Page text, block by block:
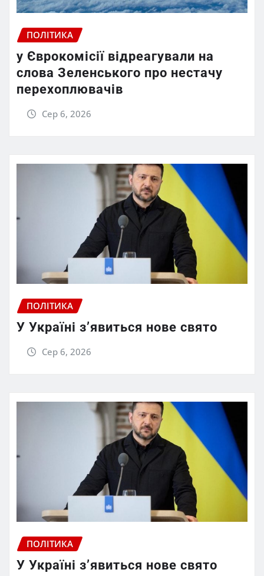
ПОЛІТИКА
у Єврокомісії відреагували на
слова Зеленського про нестачу
перехоплювачів
Сер 6, 2026
ПОЛІТИКА
У Україні з’явиться нове свято
Сер 6, 2026
ПОЛІТИКА
У Україні з’явиться нове свято